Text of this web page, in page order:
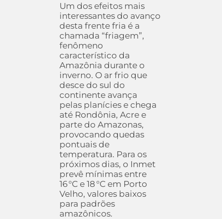
Um dos efeitos mais
interessantes do avanço
desta frente fria é a
chamada “friagem”,
fenômeno
característico da
Amazônia durante o
inverno. O ar frio que
desce do sul do
continente avança
pelas planícies e chega
até Rondônia, Acre e
parte do Amazonas,
provocando quedas
pontuais de
temperatura. Para os
próximos dias, o Inmet
prevê mínimas entre
16 °C e 18 °C em Porto
Velho, valores baixos
para padrões
amazônicos.